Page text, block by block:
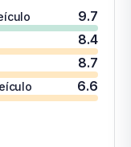
9.7
8.4
8.7
6.6